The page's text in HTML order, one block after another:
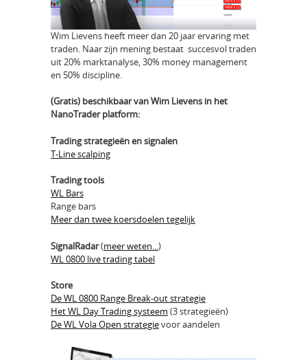
Wim Lievens heeft meer dan 20 jaar ervaring met
traden. Naar zijn mening bestaat succesvol traden
uit 20% marktanalyse, 30% money management
en 50% discipline.
(Gratis) beschikbaar van Wim Lievens in het
NanoTrader platform:
Trading strategieën en signalen
T-Line scalping
Trading tools
WL Bars
Range bars
Meer dan twee koersdoelen tegelijk
SignalRadar(meer weten...)
WL 0800 live trading tabel
Store
De WL 0800 Range Break-out strategie
Het WL Day Trading systeem (3 strategieën)
De WL Vola Open strategievoor aandelen